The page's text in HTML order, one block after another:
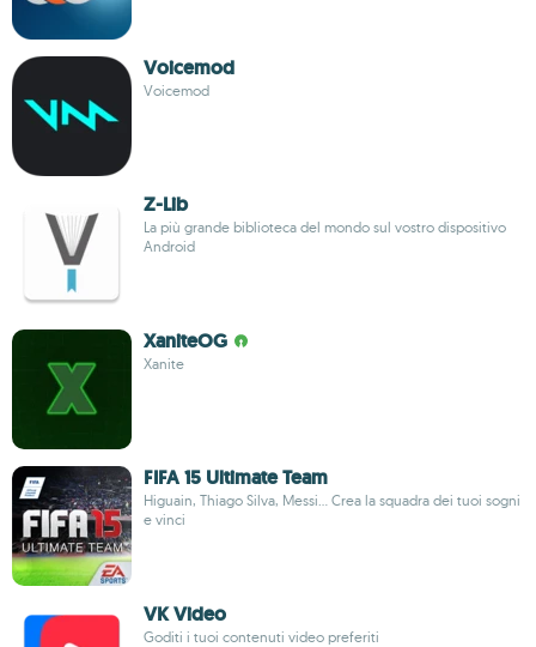
Voicemod
Voicemod
Z-Lib
La più grande biblioteca del mondo sul vostro dispositivo
Android
XaniteOG
Xanite
FIFA 15 Ultimate Team
Higuain, Thiago Silva, Messi... Crea la squadra dei tuoi sogni
e vinci
VK Video
Goditi i tuoi contenuti video preferiti